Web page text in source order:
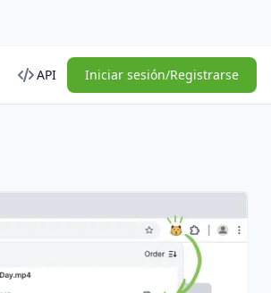
API Iniciar sesión/Registrarse